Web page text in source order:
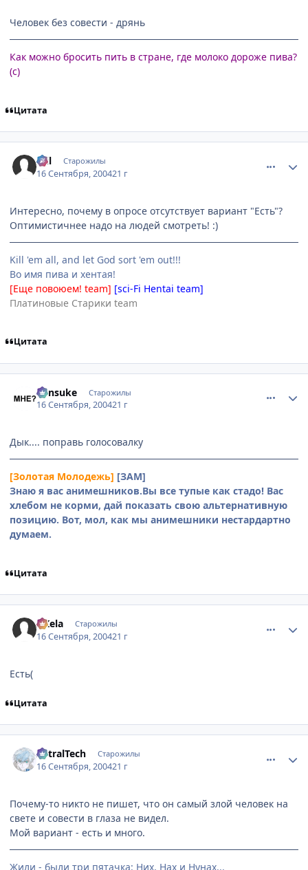
Человек без совести - дрянь
Как можно бросить пить в стране, где молоко дороже пива?
(с)
Цитата
Stil Старожилы
16 Сентября, 200421 г
Интересно, почему в опросе отсутствует вариант "Есть"?
Оптимистичнее надо на людей смотреть! :)
Kill 'em all, and let God sort 'em out!!!
Во имя пива и хентая!
[Еще повоюем! team] [sci-Fi Hentai team]
Платиновые Старики team
Цитата
Kensuke Старожилы
16 Сентября, 200421 г
Дык.... поправь голосовалку
[Золотая Молодежь] [ЗАМ]
Знаю я вас анимешников.Вы все тупые как стадо! Вас
хлебом не корми, дай показать свою альтернативную
позицию. Вот, мол, как мы анимешники нестардартно
думаем.
Цитата
AKela Старожилы
16 Сентября, 200421 г
Есть(
Цитата
AstralTech Старожилы
16 Сентября, 200421 г
Почему-то никто не пишет, что он самый злой человек на
свете и совести в глаза не видел.
Мой вариант - есть и много.
Жили - были три пятачка: Них, Нах и Нунах...